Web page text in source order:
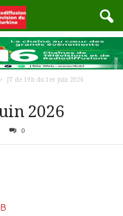
JT de 19h du 1er juin 2026
2026
0